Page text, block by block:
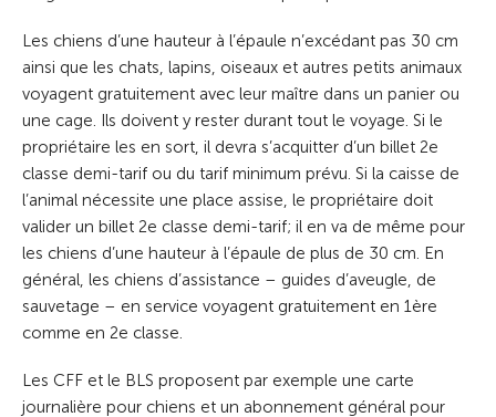
Les chiens d’une hauteur à l’épaule n’excédant pas 30 cm
ainsi que les chats, lapins, oiseaux et autres petits animaux
voyagent gratuitement avec leur maître dans un panier ou
une cage. Ils doivent y rester durant tout le voyage. Si le
propriétaire les en sort, il devra s’acquitter d’un billet 2e
classe demi-tarif ou du tarif minimum prévu. Si la caisse de
l’animal nécessite une place assise, le propriétaire doit
valider un billet 2e classe demi-tarif; il en va de même pour
les chiens d’une hauteur à l’épaule de plus de 30 cm. En
général, les chiens d’assistance – guides d’aveugle, de
sauvetage – en service voyagent gratuitement en 1ère
comme en 2e classe.
Les CFF et le BLS proposent par exemple une carte
journalière pour chiens et un abonnement général pour